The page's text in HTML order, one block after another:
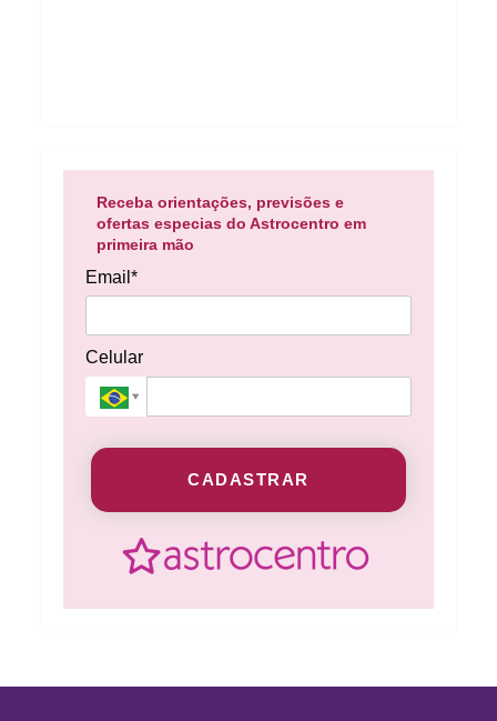
Receba orientações, previsões e
ofertas especias do Astrocentro em
primeira mão
Email*
Celular
CADASTRAR